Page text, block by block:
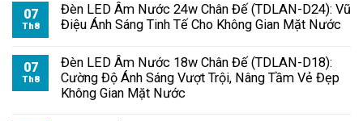
07
Th8
Đèn LED Âm Nước 24w Chân Đế (TDLAN-D24): Vũ
Điệu Ánh Sáng Tinh Tế Cho Không Gian Mặt Nước
07
Th8
Đèn LED Âm Nước 18w Chân Đế (TDLAN-D18):
Cường Độ Ánh Sáng Vượt Trội, Nâng Tầm Vẻ Đẹp
Không Gian Mặt Nước